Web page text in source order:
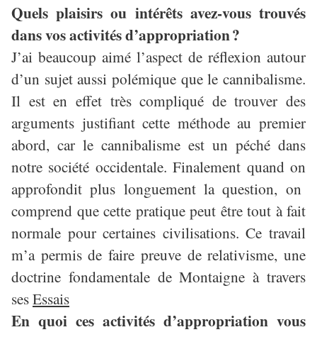
Quels plaisirs ou intérêts avez-vous trouvés
dans vos activités d’appropriation?
J’ai beaucoup aimé l’aspect de réflexion autour
d’un sujet aussi polémique que le cannibalisme.
Il est en effet très compliqué de trouver des
arguments justifiant cette méthode au premier
abord, car le cannibalisme est un péché dans
notre société occidentale. Finalement quand on
approfondit plus longuement la question, on
comprend que cette pratique peut être tout à fait
normale pour certaines civilisations. Ce travail
m’a permis de faire preuve de relativisme, une
doctrine fondamentale de Montaigne à travers
sesEssais
En quoi ces activités d’appropriation vous